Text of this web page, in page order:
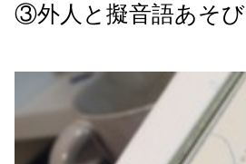
③外人と擬音語あそび